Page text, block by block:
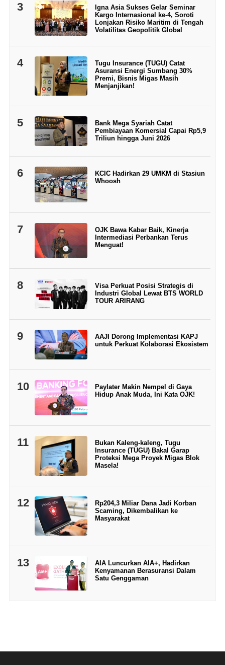
3
Igna Asia Sukses Gelar Seminar
Kargo Internasional ke-4, Soroti
Lonjakan Risiko Maritim di Tengah
Volatilitas Geopolitik Global
4
Tugu Insurance (TUGU) Catat
Asuransi Energi Sumbang 30%
Premi, Bisnis Migas Masih
Menjanjikan!
5
Bank Mega Syariah Catat
Pembiayaan Komersial Capai Rp5,9
Triliun hingga Juni 2026
6
KCIC Hadirkan 29 UMKM di Stasiun
Whoosh
7
OJK Bawa Kabar Baik, Kinerja
Intermediasi Perbankan Terus
Menguat!
8
Visa Perkuat Posisi Strategis di
Industri Global Lewat BTS WORLD
TOUR ARIRANG
9
AAJI Dorong Implementasi KAPJ
untuk Perkuat Kolaborasi Ekosistem
10
Paylater Makin Nempel di Gaya
Hidup Anak Muda, Ini Kata OJK!
11
Bukan Kaleng-kaleng, Tugu
Insurance (TUGU) Bakal Garap
Proteksi Mega Proyek Migas Blok
Masela!
12
Rp204,3 Miliar Dana Jadi Korban
Scaming, Dikembalikan ke
Masyarakat
13
AIA Luncurkan AIA+, Hadirkan
Kenyamanan Berasuransi Dalam
Satu Genggaman